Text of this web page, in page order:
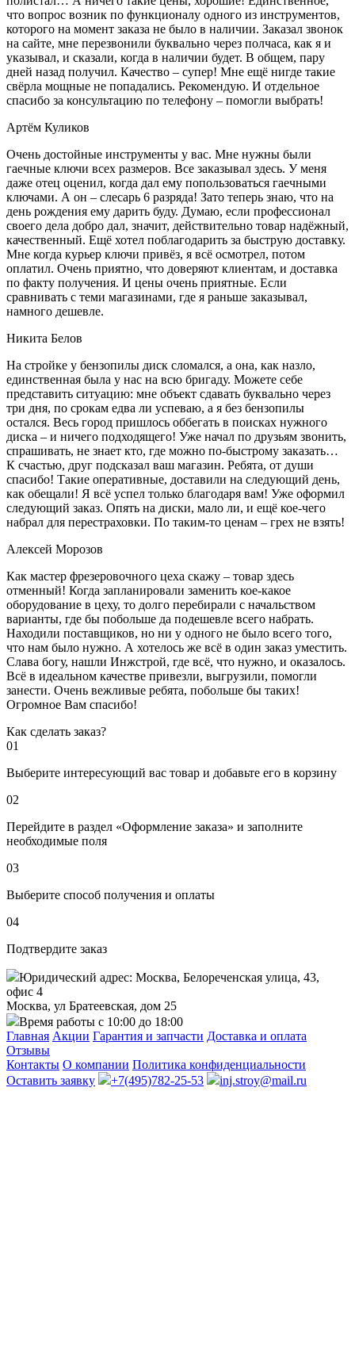
что вопрос возник по функционалу одного из инструментов,
которого на момент заказа не было в наличии. Заказал звонок
на сайте, мне перезвонили буквально через полчаса, как я и
указывал, и сказали, когда в наличии будет. В общем, пару
дней назад получил. Качество – супер! Мне ещё нигде такие
свёрла мощные не попадались. Рекомендую. И отдельное
спасибо за консультацию по телефону – помогли выбрать!
Артём Куликов
Очень достойные инструменты у вас. Мне нужны были
гаечные ключи всех размеров. Все заказывал здесь. У меня
даже отец оценил, когда дал ему попользоваться гаечными
ключами. А он – слесарь 6 разряда! Зато теперь знаю, что на
день рождения ему дарить буду. Думаю, если профессионал
своего дела добро дал, значит, действительно товар надёжный,
качественный. Ещё хотел поблагодарить за быструю доставку.
Мне когда курьер ключи привёз, я всё осмотрел, потом
оплатил. Очень приятно, что доверяют клиентам, и доставка
по факту получения. И цены очень приятные. Если
сравнивать с теми магазинами, где я раньше заказывал,
намного дешевле.
Никита Белов
На стройке у бензопилы диск сломался, а она, как назло,
единственная была у нас на всю бригаду. Можете себе
представить ситуацию: мне объект сдавать буквально через
три дня, по срокам едва ли успеваю, а я без бензопилы
остался. Весь город пришлось оббегать в поисках нужного
диска – и ничего подходящего! Уже начал по друзьям звонить,
спрашивать, не знает кто, где можно по-быстрому заказать…
К счастью, друг подсказал ваш магазин. Ребята, от души
спасибо! Такие оперативные, доставили на следующий день,
как обещали! Я всё успел только благодаря вам! Уже оформил
следующий заказ. Опять на диски, мало ли, и ещё кое-чего
набрал для перестраховки. По таким-то ценам – грех не взять!
Алексей Морозов
Как мастер фрезеровочного цеха скажу – товар здесь
отменный! Когда запланировали заменить кое-какое
оборудование в цеху, то долго перебирали с начальством
варианты, где бы побольше да подешевле всего набрать.
Находили поставщиков, но ни у одного не было всего того,
что нам было нужно. А хотелось же всё в один заказ уместить.
Слава богу, нашли Инжстрой, где всё, что нужно, и оказалось.
Всё в идеальном качестве привезли, выгрузили, помогли
занести. Очень вежливые ребята, побольше бы таких!
Огромное Вам спасибо!
Как сделать заказ?
01
Выберите интересующий вас товар и добавьте его в корзину
02
Перейдите в раздел «Оформление заказа» и заполните
необходимые поля
03
Выберите способ получения и оплаты
04
Подтвердите заказ
Юридический адрес: Москва, Белореченская улица, 43,
офис 4
Москва, ул Братеевская, дом 25
Время работы с 10:00 до 18:00
Главная Акции Гарантия и запчасти Доставка и оплата
Отзывы
Контакты О компании Политика конфиденциальности
Оставить заявку
+7(495)782-25-53 inj.stroy@mail.ru